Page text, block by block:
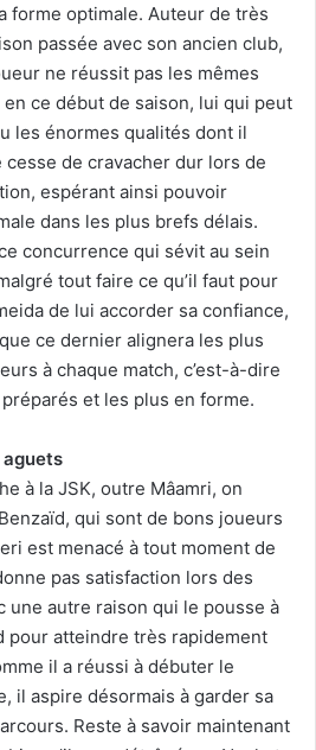
forme optimale. Auteur de très
passée avec son ancien club,
ne réussit pas les mêmes
ce début de saison, lui qui peut
les énormes qualités dont il
cesse de cravacher dur lors de
espérant ainsi pouvoir
dans les plus brefs délais.
concurrence qui sévit au sein
tout faire ce qu’il faut pour
de lui accorder sa confiance,
ce dernier alignera les plus
à chaque match, c’est-à-dire
et les plus en forme.
aguets
à la JSK, outre Mâamri, on
qui sont de bons joueurs
est menacé à tout moment de
pas satisfaction lors des
une autre raison qui le pousse à
pour atteindre très rapidement
il a réussi à débuter le
il aspire désormais à garder sa
Reste à savoir maintenant